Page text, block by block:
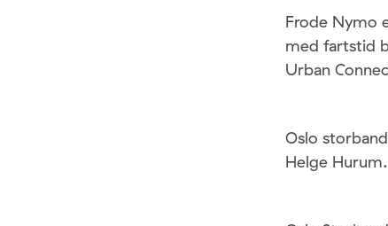
Frode Nymo
med fartstid
Urban
Oslo
Helge Hurum.